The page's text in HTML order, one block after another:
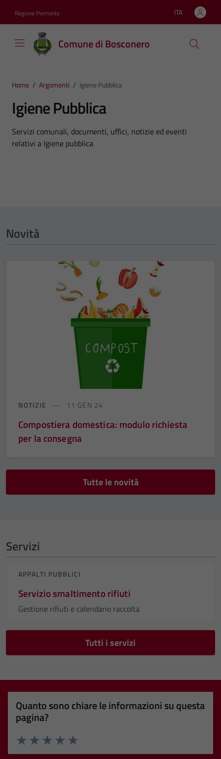
Regione Piemonte Lingua attiva:
ITA
Comune di Bosconero
Home / Argomenti / Igiene Pubblica
Igiene Pubblica
Dettagli dell'argomento
Servizi comunali, documenti, uffici, notizie ed eventi
relativi a Igiene pubblica
Novità
NOTIZIE 11 GEN 24
Compostiera domestica: modulo richiesta
per la consegna
Tutte le novità
Servizi
APPALTI PUBBLICI
Servizio smaltimento rifiuti
Gestione rifiuti e calendario raccolta
Tutti i servizi
Quanto sono chiare le informazioni su questa
pagina?
Valuta 5 stelle su 5
Valuta 4 stelle su 5
Valuta 3 stelle su 5
Valuta 2 stelle su 5
Valuta 1 stelle su 5